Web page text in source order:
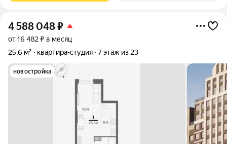
4 588 048₽
от 16 482 ₽ в месяц
25,6 м²
квартира-студия 7 этаж из 23
новостройка